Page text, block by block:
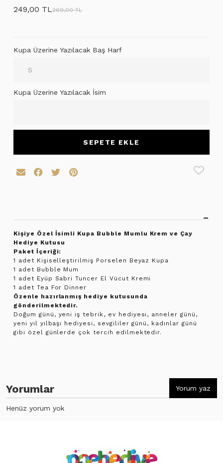
249,00 TL269,00 TL
Kupa Üzerine Yazılacak Baş Harf
Kupa Üzerine Yazılacak İsim
SEPETE EKLE
Kişiye Özel İsimli Kupa Bubble Mumlu Krem ve Çay
Hediye Kutusu
Paket İçeriği:
1 adet Kişiselleştirilmiş Porselen Beyaz Kupa
1 adet Bubble Mum
1 adet Eyüp Sabri Tuncer El Vücut Kremi
1 adet Tea For Dinner
Özenle hazırlanmış hediye kutusunda
gönderilmektedir.
Doğum günü, yeni iş tebrik, ev hediyesi, anneler günü,
yeni yıl yılbaşı hediyesi, sevgililer günü, kadınlar günü
gibi özel günlerde çok tercih edilmektedir.
Yorumlar Yorum yaz
Henüz yorum yok